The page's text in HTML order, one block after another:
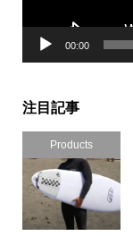
00:00
注目記事
Products